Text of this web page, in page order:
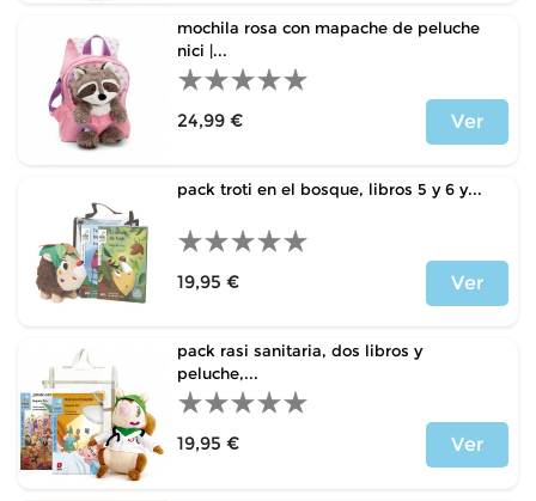
mochila rosa con mapache de peluche
nici |...
24,99 €
Ver
pack troti en el bosque, libros 5 y 6 y...
19,95 €
Ver
pack rasi sanitaria, dos libros y
peluche,...
19,95 €
Ver